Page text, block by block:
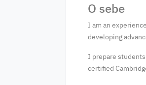
O sebe
I am an
developing
I prepare
certified